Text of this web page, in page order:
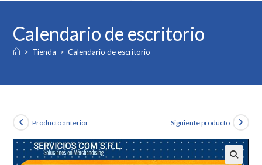
Calendario de escritorio
> Tienda > Calendario de escritorio
Producto anterior Siguiente producto